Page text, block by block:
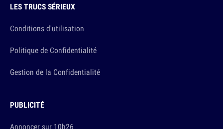
LES TRUCS SÉRIEUX
Conditions d'utilisation
Politique de Confidentialité
Gestion de la Confidentialité
PUBLICITÉ
Annoncer sur 10h26